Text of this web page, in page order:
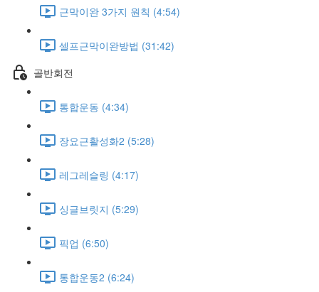
근막이완 3가지 원칙 (4:54)
셀프근막이완방법 (31:42)
골반회전
통합운동 (4:34)
장요근활성화2 (5:28)
레그레슬링 (4:17)
싱글브릿지 (5:29)
픽업 (6:50)
통합운동2 (6:24)